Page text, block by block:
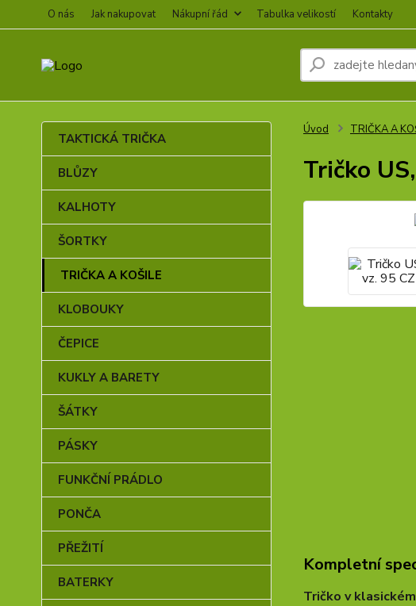
O nás Jak nakupovat Nákupní řád Tabulka velikostí Kontakty
TAKTICKÁ TRIČKA
BLŮZY
KALHOTY
ŠORTKY
TRIČKA A KOŠILE
KLOBOUKY
ČEPICE
KUKLY A BARETY
ŠÁTKY
PÁSKY
FUNKČNÍ PRÁDLO
PONČA
PŘEŽITÍ
BATERKY
Úvod TRIČKA A
Tričko
Kompletní
Tričko v